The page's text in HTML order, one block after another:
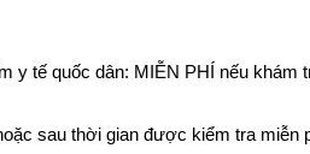
y tế quốc dân: MIỄN PHÍ nếu khám
sau thời gian được kiểm tra